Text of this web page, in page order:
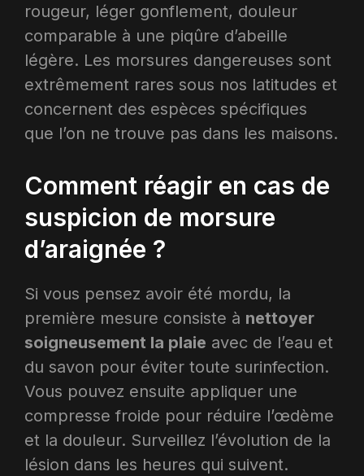
rougeur, léger gonflement, douleur
comparable à une piqûre d’abeille
légère. Les morsures dangereuses sont
extrêmement rares sous nos latitudes et
concernent des espèces spécifiques
que l’on ne trouve pas dans les maisons.
Comment réagir en cas de
suspicion de morsure
d’araignée ?
Si vous pensez avoir été mordu, la
première mesure consiste à nettoyer
soigneusement la plaie avec de l’eau et
du savon pour éviter toute surinfection.
Vous pouvez ensuite appliquer une
compresse froide pour réduire l’œdème
et la douleur. Surveillez l’évolution de la
lésion dans les heures qui suivent.